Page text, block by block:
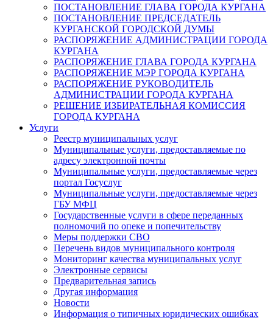
ПОСТАНОВЛЕНИЕ ГЛАВА ГОРОДА КУРГАНА
ПОСТАНОВЛЕНИЕ ПРЕДСЕДАТЕЛЬ
КУРГАНСКОЙ ГОРОДСКОЙ ДУМЫ
РАСПОРЯЖЕНИЕ АДМИНИСТРАЦИИ ГОРОДА
КУРГАНА
РАСПОРЯЖЕНИЕ ГЛАВА ГОРОДА КУРГАНА
РАСПОРЯЖЕНИЕ МЭР ГОРОДА КУРГАНА
РАСПОРЯЖЕНИЕ РУКОВОДИТЕЛЬ
АДМИНИСТРАЦИИ ГОРОДА КУРГАНА
РЕШЕНИЕ ИЗБИРАТЕЛЬНАЯ КОМИССИЯ
ГОРОДА КУРГАНА
Услуги
Реестр муниципальных услуг
Муниципальные услуги, предоставляемые по
адресу электронной почты
Муниципальные услуги, предоставляемые через
портал Госуслуг
Муниципальные услуги, предоставляемые через
ГБУ МФЦ
Государственные услуги в сфере переданных
полномочий по опеке и попечительству
Меры поддержки СВО
Перечень видов муниципального контроля
Мониторинг качества муниципальных услуг
Электронные сервисы
Предварительная запись
Другая информация
Новости
Информация о типичных юридических ошибках